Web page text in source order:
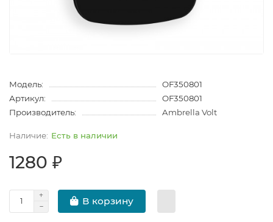
Модель:
OF350801
Артикул:
OF350801
Производитель:
Ambrella Volt
Есть в наличии
1280 ₽
В корзину